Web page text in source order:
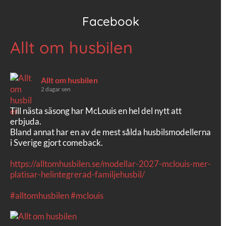
Facebook
Allt om husbilen
Allt om husbilen
2 dagar sen
Till nästa säsong har McLouis en hel del nytt att
erbjuda.
Bland annat har en av de mest sålda husbilsmodellerna
i Sverige gjort comeback.
https://alltomhusbilen.se/modellar-2027-mclouis-mer-
platisar-helintegrerad-familjehusbil/
#alltomhusbilen#mclouis